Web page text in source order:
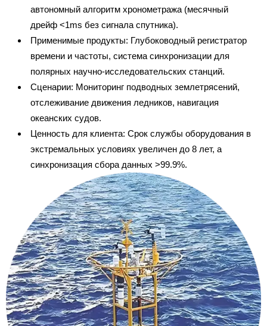
автономный алгоритм хронометража (месячный
дрейф <1ms без сигнала спутника).
Применимые продукты: Глубоководный регистратор
времени и частоты, система синхронизации для
полярных научно-исследовательских станций.
Сценарии: Мониторинг подводных землетрясений,
отслеживание движения ледников, навигация
океанских судов.
Ценность для клиента: Срок службы оборудования в
экстремальных условиях увеличен до 8 лет, а
синхронизация сбора данных >99.9%.